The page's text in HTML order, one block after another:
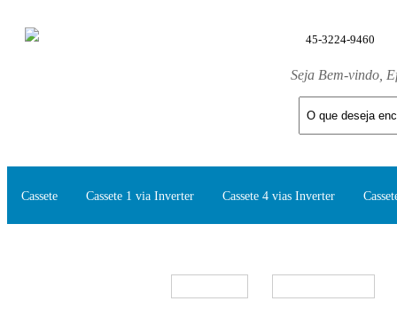
Seja Bem-vindo,
45-3224-9460
Cassete Cassete 1 via Inverter Cassete 4 vias Inverter